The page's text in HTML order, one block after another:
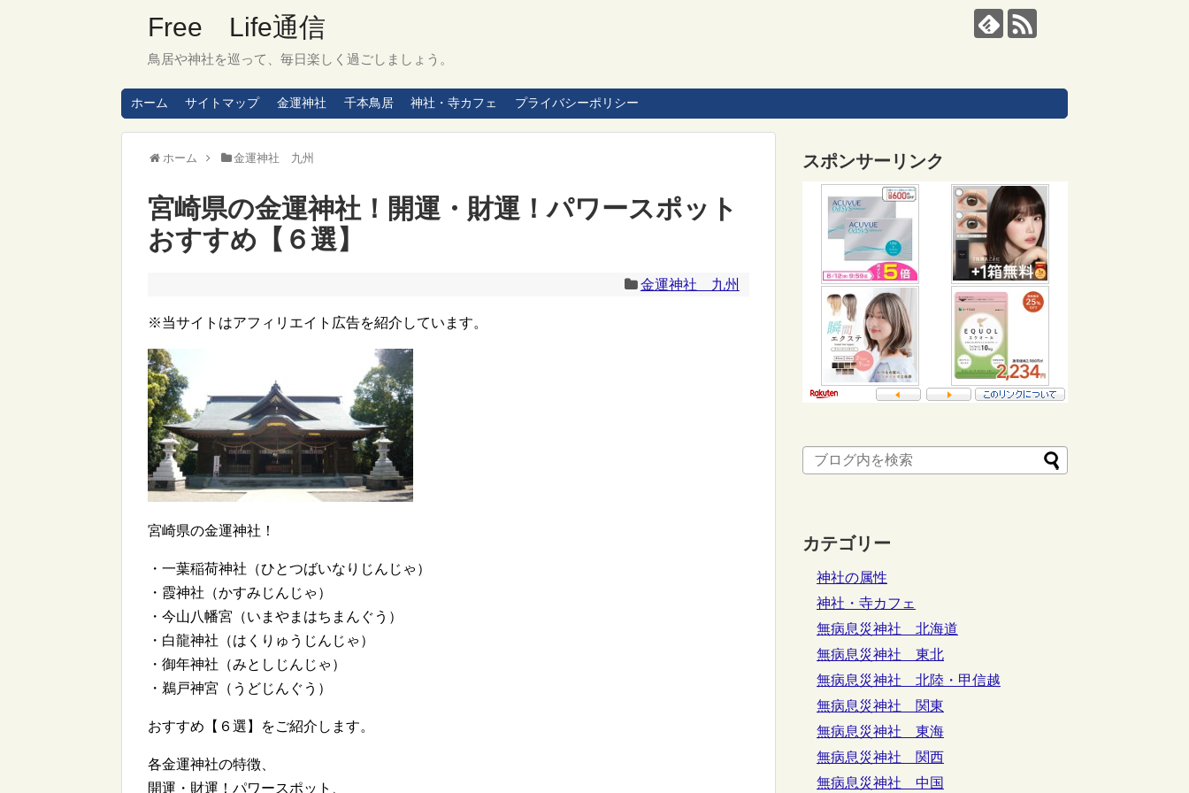
Free Life通信
鳥居や神社を巡って、毎日楽しく過ごしましょう。
ホーム サイトマップ 金運神社 千本鳥居 神社・寺カフェ プライバシーポリシー
ホーム 金運神社 九州
宮崎県の金運神社！開運・財運！パワースポット
おすすめ【６選】
金運神社 九州
※当サイトはアフィリエイト広告を紹介しています。
宮崎県の金運神社！
・一葉稲荷神社（ひとつばいなりじんじゃ）
・霞神社（かすみじんじゃ）
・今山八幡宮（いまやまはちまんぐう）
・白龍神社（はくりゅうじんじゃ）
・御年神社（みとしじんじゃ）
・鵜戸神宮（うどじんぐう）
おすすめ【６選】をご紹介します。
各金運神社の特徴、
開運・財運！パワースポット、
スポンサーリンク
カテゴリー
神社の属性
神社・寺カフェ
無病息災神社 北海道
無病息災神社 東北
無病息災神社 北陸・甲信越
無病息災神社 関東
無病息災神社 東海
無病息災神社 関西
無病息災神社 中国